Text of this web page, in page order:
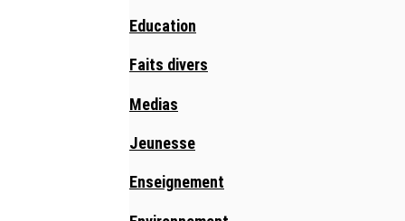
Education
Faits divers
Medias
Jeunesse
Enseignement